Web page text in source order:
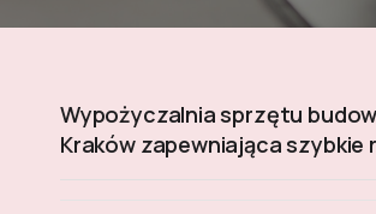
Wypożyczalnia sprzętu
Kraków zapewniająca szybkie